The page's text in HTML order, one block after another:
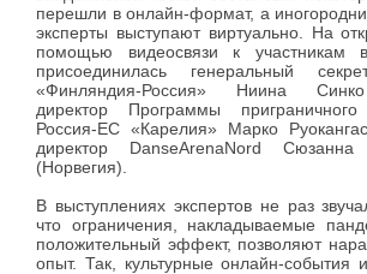
перешли в онлайн-формат, а
эксперты выступают виртуально. На
помощью видеосвязи к участникам в
присоединилась генеральный
«Финляндия-Россия» Ниина
директор Программы приграничного
Россия-ЕС «Карелия» Марко
директор DanseArenaNord
(Норвегия).
В выступлениях экспертов не раз
что ограничения, накладываемые
положительный эффект, позволяют
опыт. Так, культурные онлайн-события